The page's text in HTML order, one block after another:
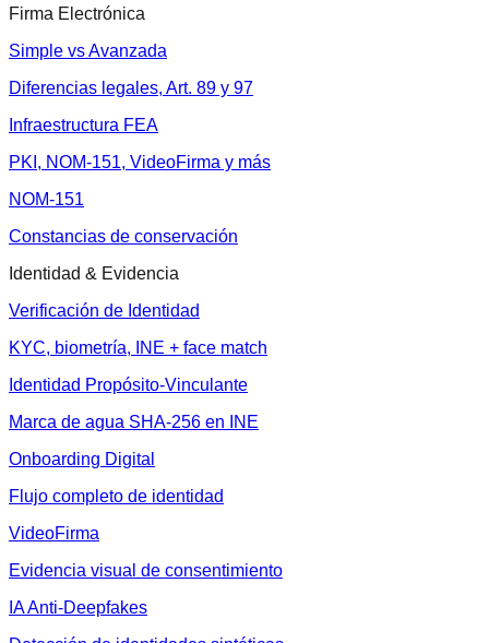
Firma Electrónica
Simple vs Avanzada
Diferencias legales, Art. 89 y 97
Infraestructura FEA
PKI, NOM-151, VideoFirma y más
NOM-151
Constancias de conservación
Identidad & Evidencia
Verificación de Identidad
KYC, biometría, INE + face match
Identidad Propósito-Vinculante
Marca de agua SHA-256 en INE
Onboarding Digital
Flujo completo de identidad
VideoFirma
Evidencia visual de consentimiento
IA Anti-Deepfakes